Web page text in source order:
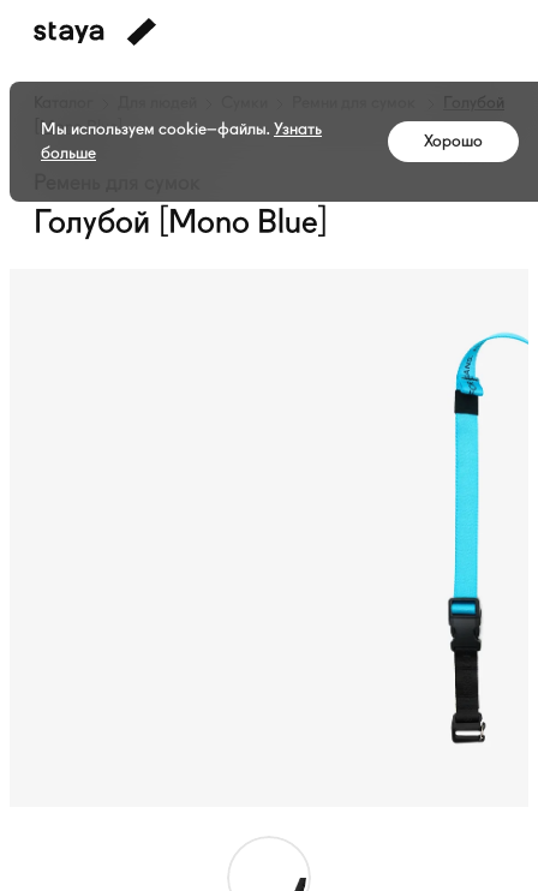
[Mono Blue]
Голубой [Mono Blue]
Мы используем cookie–файлы. Узнать
больше
Хорошо